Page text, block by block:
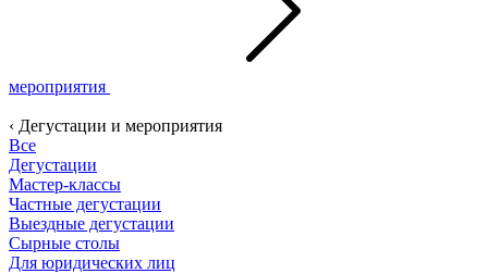
мероприятия
‹ Дегустации и мероприятия
Все
Дегустации
Мастер-классы
Частные дегустации
Выездные дегустации
Сырные столы
Для юридических лиц